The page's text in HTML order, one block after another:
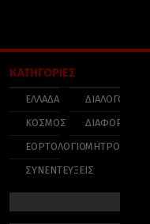
ΚΑΤΗΓΟΡΙΕΣ
ΕΛΛΑΔΑ
ΚΟΣΜΟΣ
ΕΟΡΤΟΛΟΓΙΟ
ΣΥΝΕΝΤΕΥΞΕΙΣ
ΔΙΑΛΟΓΟΣ
ΔΙΑΦΟΡΑ
ΜΗΤΡΟΠΟΛΕΙΣ